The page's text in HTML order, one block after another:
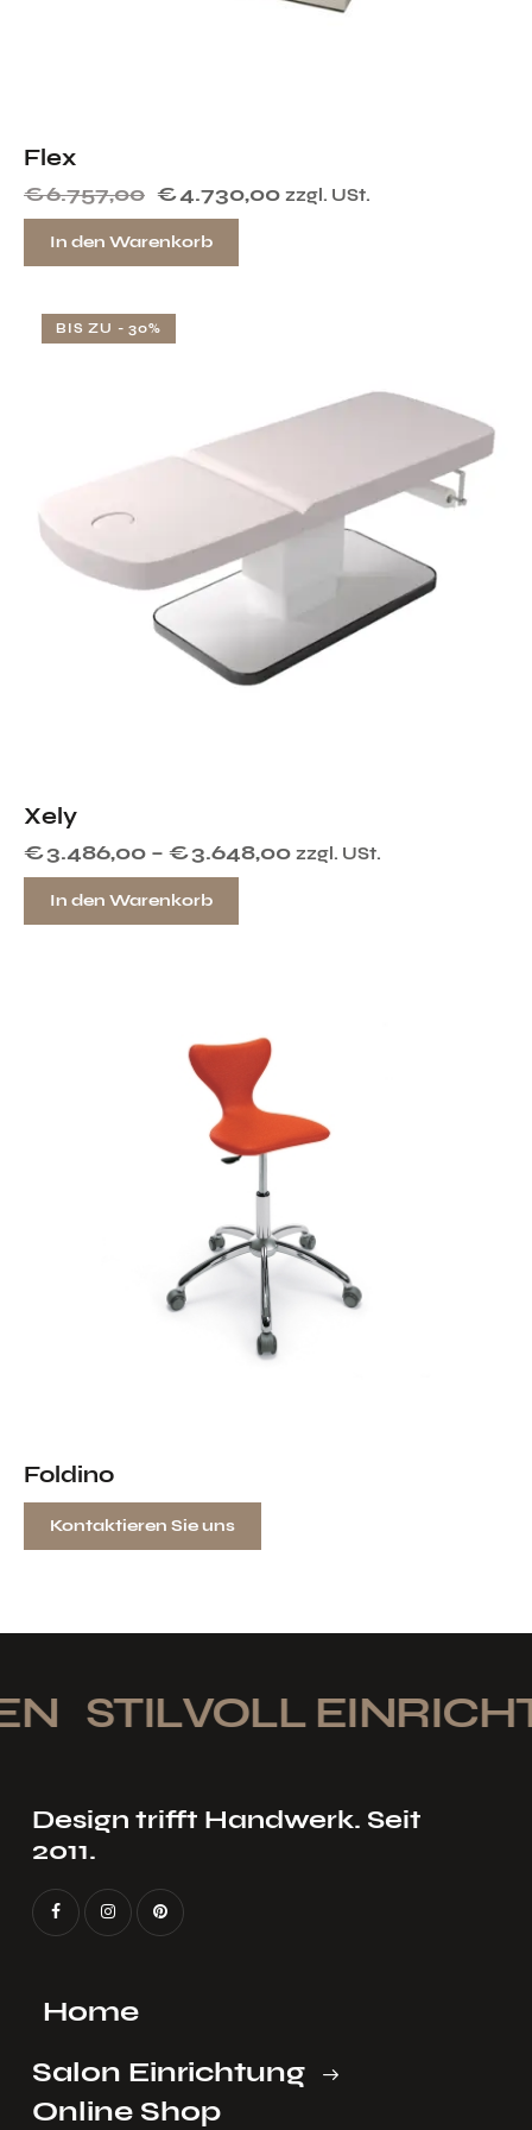
Flex
€6.757,00 €4.730,00 zzgl. USt.
In den Warenkorb
BIS ZU - 30%
Xely
€3.486,00 – €3.648,00 zzgl. USt.
In den Warenkorb
Foldino
Kontaktieren Sie uns
STILVOLL
Design trifft Handwerk. Seit
2011.
Home
Salon Einrichtung
Online Shop